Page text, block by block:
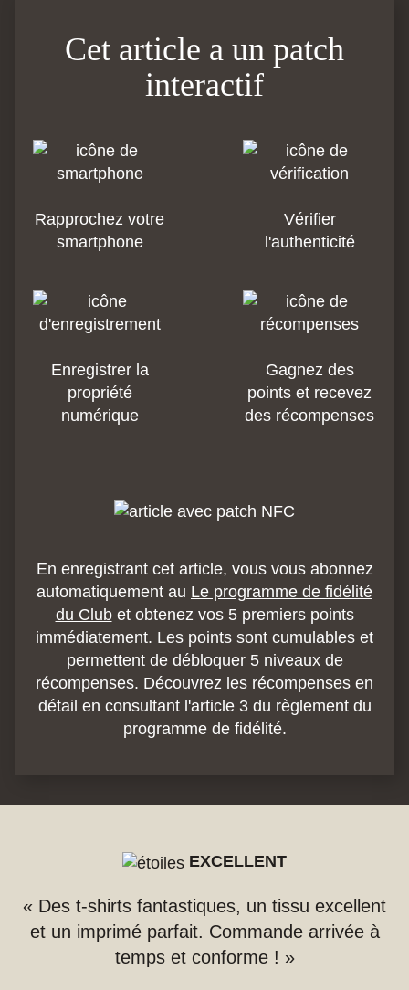
Cet article a un patch
interactif
Rapprochez votre
smartphone
Vérifier
l'authenticité
Enregistrer la
propriété
numérique
Gagnez des
points et recevez
des récompenses
En enregistrant cet article, vous vous abonnez
automatiquement au Le programme de fidélité
du Clubet obtenez vos 5 premiers points
immédiatement. Les points sont cumulables et
permettent de débloquer 5 niveaux de
récompenses. Découvrez les récompenses en
détail en consultant l'article 3 du règlement du
programme de fidélité.
EXCELLENT
« Des t-shirts fantastiques, un tissu excellent
et un imprimé parfait. Commande arrivée à
temps et conforme ! »